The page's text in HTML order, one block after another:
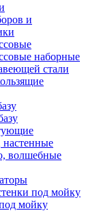
и
наборные
стали
волшебные
под мойку
мойку